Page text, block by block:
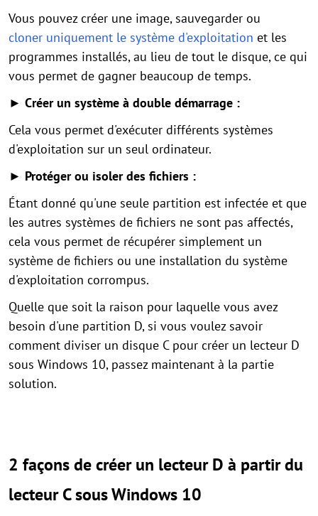
Vous pouvez créer une image, sauvegarder ou
cloner uniquement le système d'exploitation et les
programmes installés, au lieu de tout le disque, ce qui
vous permet de gagner beaucoup de temps.
► Créer un système à double démarrage :
Cela vous permet d'exécuter différents systèmes
d'exploitation sur un seul ordinateur.
► Protéger ou isoler des fichiers :
Étant donné qu'une seule partition est infectée et que
les autres systèmes de fichiers ne sont pas affectés,
cela vous permet de récupérer simplement un
système de fichiers ou une installation du système
d'exploitation corrompus.
Quelle que soit la raison pour laquelle vous avez
besoin d'une partition D, si vous voulez savoir
comment diviser un disque C pour créer un lecteur D
sous Windows 10, passez maintenant à la partie
solution.
2 façons de créer un lecteur D à partir du
lecteur C sous Windows 10